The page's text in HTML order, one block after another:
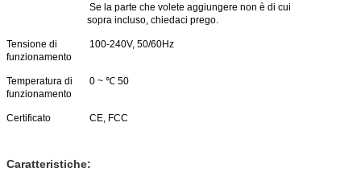
Se la parte che volete aggiungere non è di cui
sopra incluso, chiedaci prego.
Tensione di
funzionamento
100-240V, 50/60Hz
Temperatura di
funzionamento
0 ~ ℃ 50
Certificato CE, FCC
Caratteristiche: